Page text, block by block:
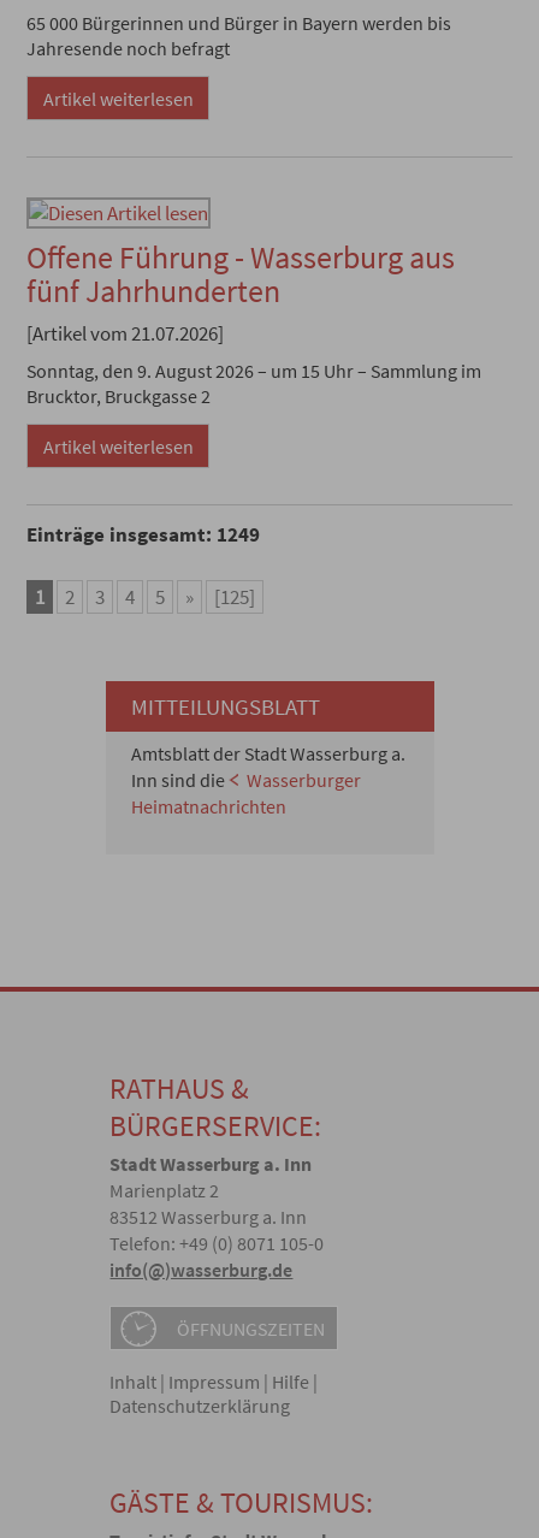
65 000 Bürgerinnen und Bürger in Bayern werden bis
Jahresende noch befragt
Artikel weiterlesen
Offene Führung - Wasserburg aus
fünf Jahrhunderten
[Artikel vom 21.07.2026]
Sonntag, den 9. August 2026 – um 15 Uhr – Sammlung im
Brucktor, Bruckgasse 2
Artikel weiterlesen
Einträge insgesamt: 1249
1 2 3 4 5 » [125]
MITTEILUNGSBLATT
Amtsblatt der Stadt Wasserburg a.
Inn sind die
Wasserburger
Heimatnachrichten
RATHAUS &
BÜRGERSERVICE:
Stadt Wasserburg a. Inn
Marienplatz 2
83512 Wasserburg a. Inn
Telefon: +49 (0) 8071 105-0
info(@)wasserburg.de
ÖFFNUNGSZEITEN
Inhalt | Impressum | Hilfe |
Datenschutzerklärung
GÄSTE & TOURISMUS: